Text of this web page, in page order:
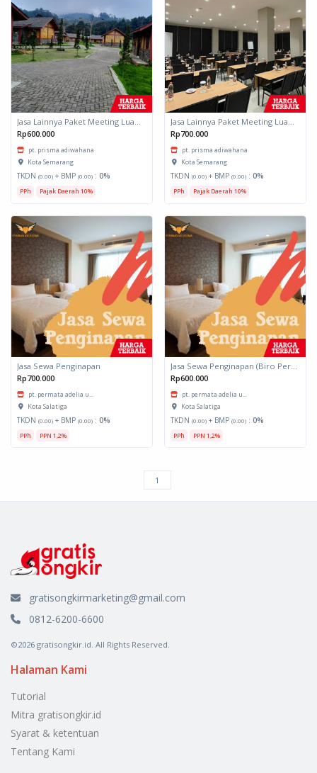
Jasa Lainnya Paket Meeting Luar Kota Hari Bumi 2
Rp600.000
pt. prisma adiwahana
Kota Semarang
TKDN (0.00) + BMP (0.00) : 0%
PPh Pajak Daerah 10%
Jasa Lainnya Paket Meeting Luar Kota Hari Bumi 1
Rp700.000
pt. prisma adiwahana
Kota Semarang
TKDN (0.00) + BMP (0.00) : 0%
PPh Pajak Daerah 10%
Jasa Sewa Penginapan
Rp700.000
pt. permata adelia u...
Kota Salatiga
TKDN (0.00) + BMP (0.00) : 0%
PPh PPN 1,2%
Rp600.000
pt. permata adelia u...
Kota Salatiga
TKDN (0.00) + BMP (0.00) : 0%
PPh PPN 1,2%
gratisongkirmarketing@gmail.com
0812-6200-6600
©2026 gratisongkir.id. All Rights Reserved.
Halaman Kami
Tutorial
Mitra gratisongkir.id
Syarat & ketentuan
Tentang Kami